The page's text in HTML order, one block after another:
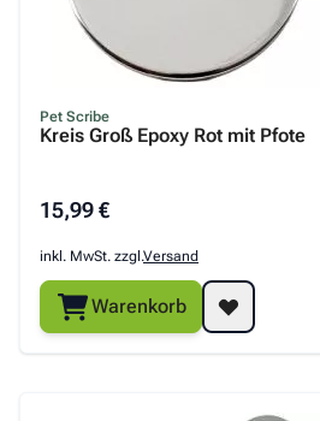
Pet Scribe
Kreis Groß Epoxy Rot mit Pfote
15,99 €
inkl. MwSt. zzgl.Versand
Warenkorb